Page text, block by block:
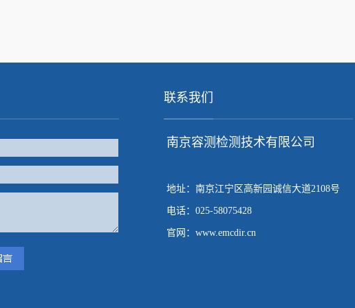
联系我们
南京容测检测技术有限公司
地址：南京江宁区高新园诚信大道2108号
电话：025-58075428
官网：www.emcdir.cn